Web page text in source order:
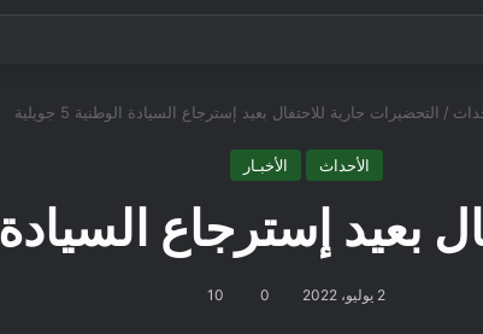
/ التحضيرات جارية للاحتفال بعيد إسترجاع السيادة الوطنية 5 جويلية
الأحداث الأخبـار
إسترجاع السيادة
2 يوليو، 2022 0
10